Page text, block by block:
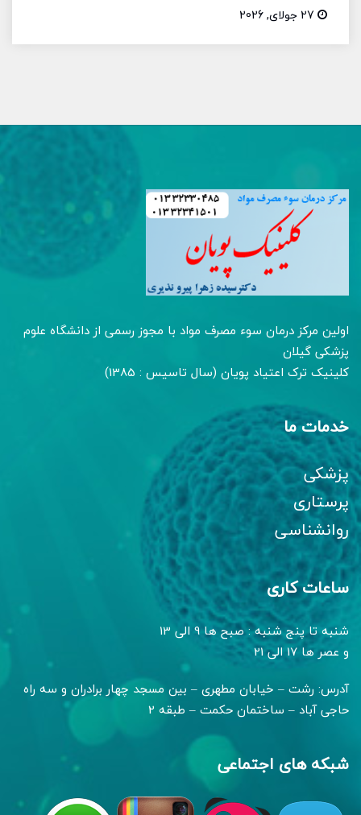
اولین مرکز درمان سوء مصرف مواد با مجوز رسمی از دانشگاه علوم
پزشکی گیلان
کلینیک ترک اعتیاد پویان (سال تاسیس : 1385)
خدمات ما
پزشکی
پرستاری
روانشناسی
ساعات کاری
شنبه تا پنج شنبه : صبح ها 9 الی 13
و عصر ها 17 الی 21
آدرس: رشت – خیابان مطهری – بین مسجد چهار برادران و سه راه
حاجی آباد – ساختمان حکمت – طبقه 2
شبکه های اجتماعی